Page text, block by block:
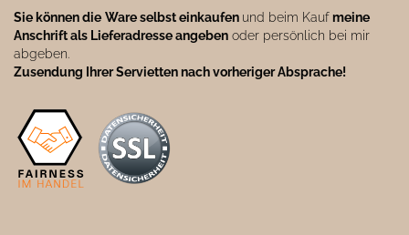
Sie können die Ware selbst einkaufen und beim Kaufmeine
Anschrift als Lieferadresse angeben oder persönlich bei mir
abgeben.
Zusendung Ihrer Servietten nach vorheriger Absprache!